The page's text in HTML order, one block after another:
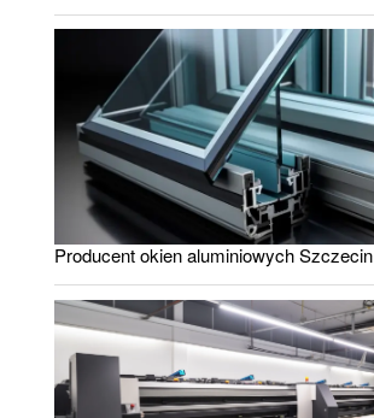
Producent okien aluminiowych Szczecin